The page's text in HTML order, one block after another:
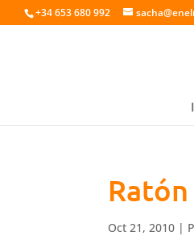
+34 653 680 992
Oct 21, 2010 |